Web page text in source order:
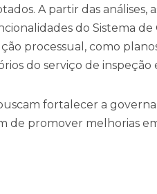
A partir das
do Sistema
processual, como
do serviço de inspeção
fortalecer a
de promover melhorias